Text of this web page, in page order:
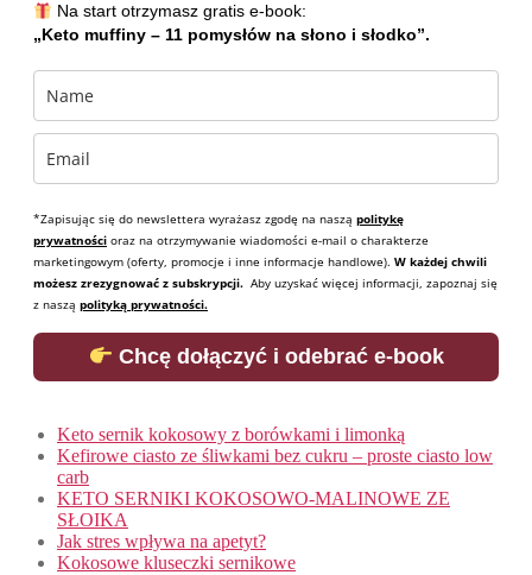
Na start otrzymasz gratis e-book:
„Keto muffiny – 11 pomysłów na słono i słodko”.
*Zapisując się do newslettera wyrażasz zgodę na naszą politykę
prywatności oraz na otrzymywanie wiadomości e-mail o charakterze
marketingowym (oferty, promocje i inne informacje handlowe). W każdej chwili
możesz zrezygnować z subskrypcji. Aby uzyskać więcej informacji, zapoznaj się
z naszą polityką prywatności.
Chcę dołączyć i odebrać e-book
Keto sernik kokosowy z borówkami i limonką
Kefirowe ciasto ze śliwkami bez cukru – proste ciasto low
carb
KETO SERNIKI KOKOSOWO-MALINOWE ZE
SŁOIKA
Jak stres wpływa na apetyt?
Kokosowe kluseczki sernikowe